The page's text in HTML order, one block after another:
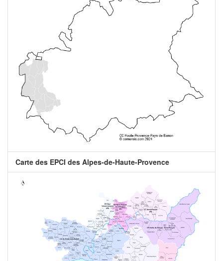
Carte des EPCI des Alpes-de-Haute-Provence